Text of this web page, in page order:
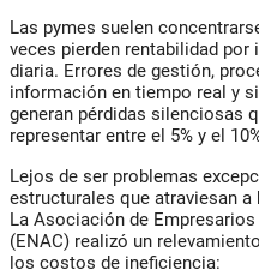
Las pymes suelen
veces pierden rentabilidad
diaria. Errores de gestión,
información en tiempo real y
generan pérdidas silenciosas
representar entre el 5% y el
Lejos de ser problemas
estructurales que atraviesan a
La Asociación de
(ENAC) realizó un
los costos de ineficiencia: